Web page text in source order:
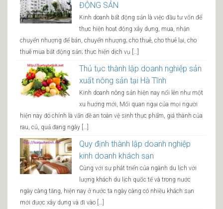
ĐỘNG SẢN
Kinh doanh bất động sản là việc đầu tư vốn để
thực hiện hoạt động xây dựng, mua, nhận
chuyển nhượng để bán, chuyển nhượng; cho thuê, cho thuê lại, cho
thuê mua bất động sản; thực hiện dịch vụ […]
Thủ tục thành lập doanh nghiệp sản
xuất nông sản tại Hà Tĩnh
Kinh doanh nông sản hiện nay nổi lên như một
xu hướng mới, Mối quan ngại của mọi người
hiện nay đó chính là vấn đề an toàn vệ sinh thực phẩm, giá thành của
rau, củ, quả đang ngày […]
Quy định thành lập doanh nghiệp
kinh doanh khách sạn
Cùng với sự phát triển của ngành du lịch với
lượng khách du lịch quốc tế và trong nước
ngày càng tăng, hiện nay ở nước ta ngày càng có nhiều khách sạn
mới được xây dựng và đi vào […]